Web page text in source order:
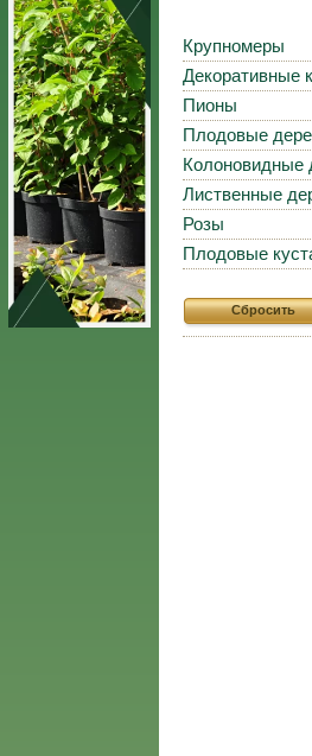
Крупномеры
Декоративные
Пионы
Плодовые
Колоновидные
Лиственные
Розы
Плодовые
Сбросить